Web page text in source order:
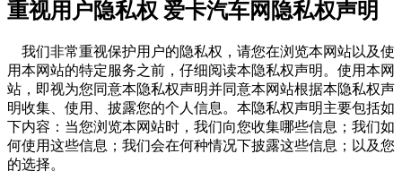
重视用户隐私权 爱卡汽车网隐私权声明
我们非常重视保护用户的隐私权，请您在浏览本网站以及使
用本网站的特定服务之前，仔细阅读本隐私权声明。使用本网
站，即视为您同意本隐私权声明并同意本网站根据本隐私权声
明收集、使用、披露您的个人信息。本隐私权声明主要包括如
下内容：当您浏览本网站时，我们向您收集哪些信息；我们如
何使用这些信息；我们会在何种情况下披露这些信息；以及您
的选择。